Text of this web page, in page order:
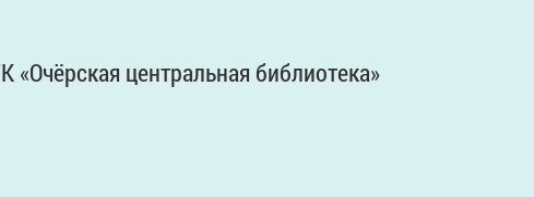
«Очёрская центральная библиотека»